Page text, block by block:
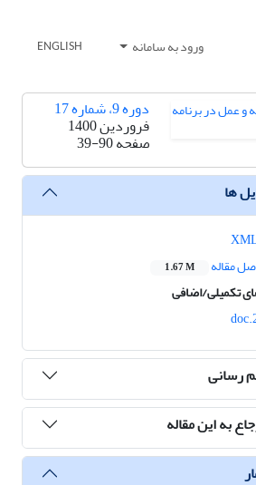
ورود به سامانه ENGLISH
دوره 9، شماره 17
فروردین 1400
صفحه39-90
ها
مقاله
1.67 M
تکمیلی/اضافی
رسانی
به این مقاله